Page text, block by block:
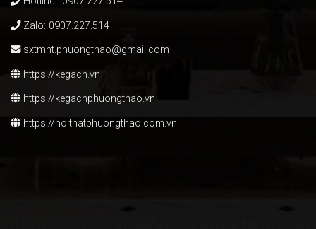
Zalo: 0907.227.514
sxtmnt.phuongthao@gmail.com
https://kegach.vn
https://kegachphuongthao.vn
https://noithatphuongthao.com.vn